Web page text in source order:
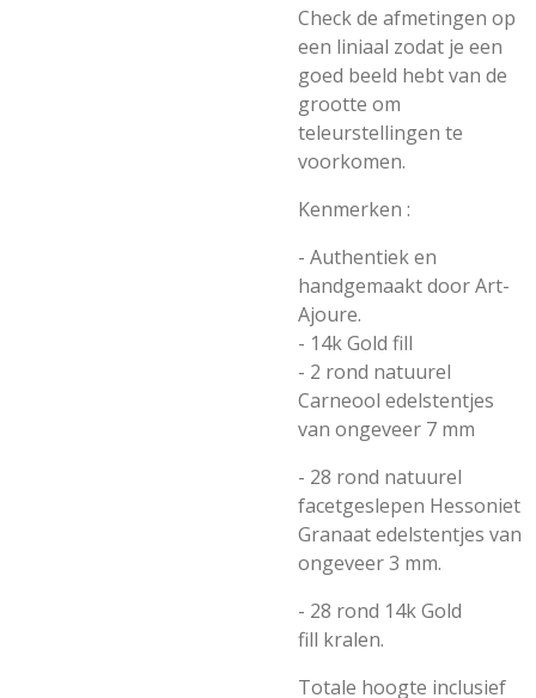
Check de afmetingen op
een liniaal zodat je een
goed beeld hebt van de
grootte om
teleurstellingen te
voorkomen.
Kenmerken :
- Authentiek en
handgemaakt door Art-
Ajoure.
- 14k Gold fill
- 2 rond natuurel
Carneool edelstentjes
van ongeveer 7 mm
- 28 rond natuurel
facetgeslepen Hessoniet
Granaat edelstentjes van
ongeveer 3 mm.
- 28 rond 14k Gold
fill kralen.
Totale hoogte inclusief